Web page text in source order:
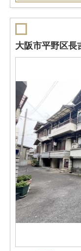
大阪市平野区長